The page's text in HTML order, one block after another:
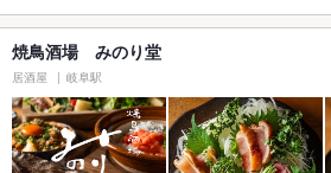
焼鳥酒場 みのり堂
居酒屋 岐阜駅